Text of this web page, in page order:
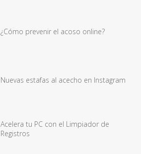
¿Cómo prevenir el acoso online?
Nuevas estafas al acecho en Instagram
Acelera tu PC con el Limpiador de
Registros